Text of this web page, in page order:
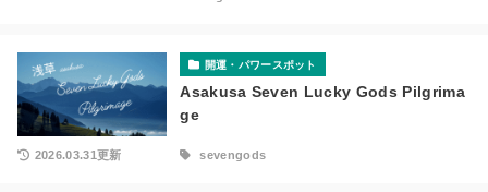
開運・パワースポット
Asakusa Seven Lucky Gods Pilgrima
ge
2026.03.31更新 sevengods